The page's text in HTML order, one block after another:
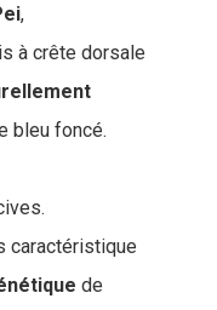
,
à crête dorsale
bleu foncé.
caractéristique
de